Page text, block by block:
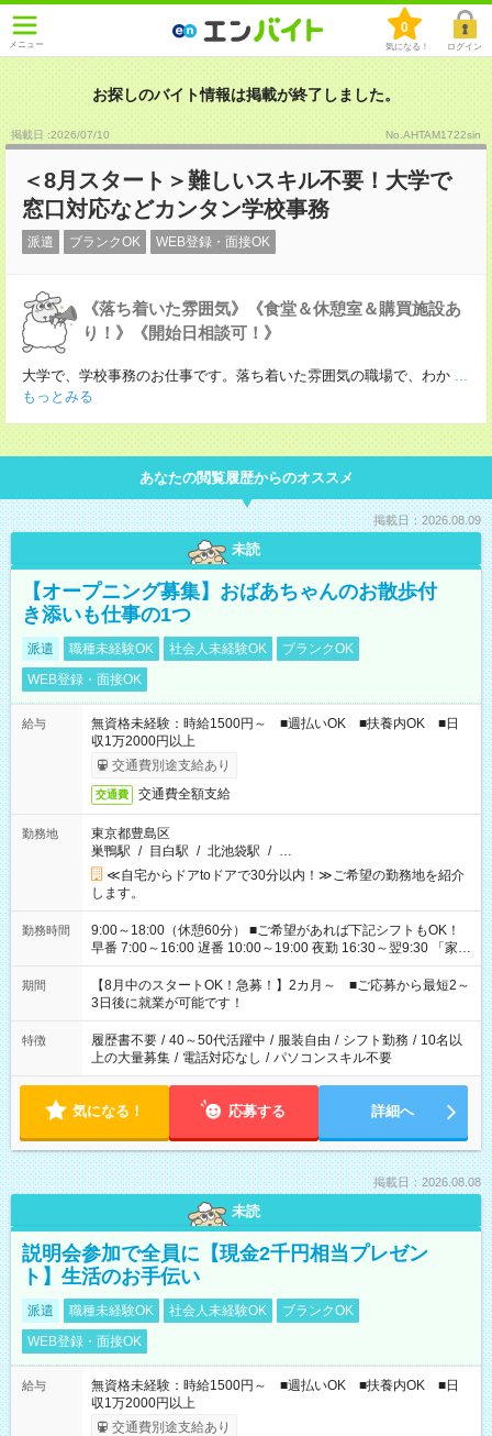
メニュー
0
気になる！ ログイン
お探しのバイト情報は掲載が終了しました。
掲載日 :2026/07/10 No.AHTAM1722sin
＜8月スタート＞難しいスキル不要！大学で
窓口対応などカンタン学校事務
派遣 ブランクOK WEB登録・面接OK
《落ち着いた雰囲気》《食堂＆休憩室＆購買施設あ
り！》《開始日相談可！》
大学で、学校事務のお仕事です。落ち着いた雰囲気の職場で、わか ...
もっとみる
あなたの閲覧履歴からのオススメ
掲載日：2026.08.09
未読
【オープニング募集】おばあちゃんのお散歩付
き添いも仕事の1つ
派遣 職種未経験OK 社会人未経験OK
ブランクOK
WEB登録・面接OK
給与
無資格未経験：時給1500円～ ■週払いOK ■扶養内OK ■日
収1万2000円以上
交通費別途支給あり
交通費 交通費全額支給
勤務地
東京都豊島区
巣鴨駅 / 目白駅 / 北池袋駅 / …
≪自宅からドアtoドアで30分以内！≫ご希望の勤務地を紹介
します。
勤務時間
9:00～18:00（休憩60分） ■ご希望があれば下記シフトもOK！
早番 7:00～16:00 遅番 10:00～19:00 夜勤 16:30～翌9:30 「家族
と休みを合わせたい」 「余裕を持って夕飯の準備がしたい」
「できれば残業はしたくない」 など、ご希望を教えてください
ね。 ※Wワーク希望の方へ 今ご覧のお仕事で希望する勤務時間
と、もう1つのお仕事の勤務時間。 合計で週40時間を超える場
合は応募できません。
期間
【8月中のスタートOK！急募！】2カ月～ ■ご応募から最短2～
3日後に就業が可能です！
特徴 履歴書不要 / 40～50代活躍中 / 服装自由 / シフト勤務 / 10名以
上の大量募集 / 電話対応なし / パソコンスキル不要
気になる！ 応募する 詳細へ
掲載日：2026.08.08
未読
説明会参加で全員に【現金2千円相当プレゼン
ト】生活のお手伝い
派遣 職種未経験OK 社会人未経験OK
ブランクOK
WEB登録・面接OK
給与
無資格未経験：時給1500円～ ■週払いOK ■扶養内OK ■日
収1万2000円以上
交通費別途支給あり